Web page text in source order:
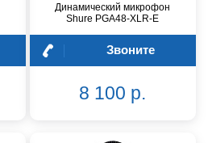
Динамический микрофон
Shure PGA48-XLR-E
Звоните
8 100 р.